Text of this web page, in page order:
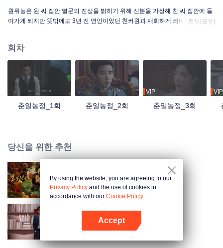
원위눙은 원 씨 집안 멸문의 진상을 밝히기 위해 신분을 가장해 친 씨 집안에 들
아가게 되지만 뜻밖에도 3년 전 연인이었던 친커원과 재회하게 되며 임무에 번
도는 동안 정이 더욱 깊어진다.
전부[모두]
회차
춘일농정_1회 춘일농정_2회
VIP
춘일농정_3회
VIP
당신을 위한 추천
보보생환
모색심적
By using the website, you are agreeing to our
Privacy Policy and the use of cookies in
accordance with our Cookie Policy.
Accept